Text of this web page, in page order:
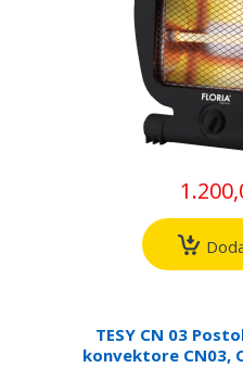
TESY CN 03
konvektore CN03,